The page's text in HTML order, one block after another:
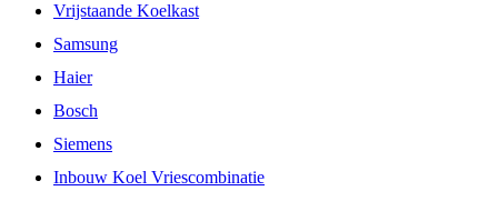
Vrijstaande Koelkast
Samsung
Haier
Bosch
Siemens
Inbouw Koel Vriescombinatie